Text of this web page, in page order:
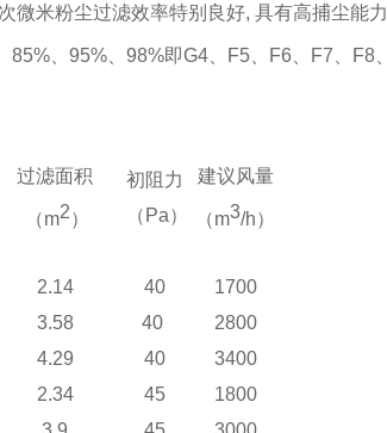
微米粉尘过滤效率特别良好, 具有高捕尘能力
85% 95% 98%即G4 F5 F6 F7 F8
过滤面积
（m2）
初阻力
（Pa）
建议风量
（m3/h）
2.14 40
1700
3.58 40
2800
4.29 40 3400
2.34 45
1800